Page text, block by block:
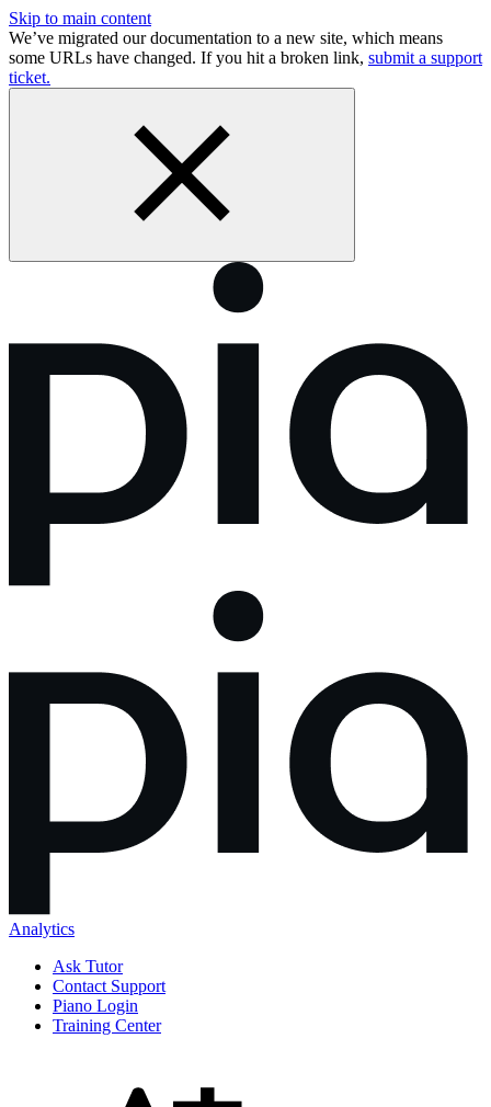
Skip to main content
We’ve migrated our documentation to a new site, which means
some URLs have changed. If you hit a broken link, submit a support
ticket.
Analytics
Ask Tutor
Contact Support
Piano Login
Training Center